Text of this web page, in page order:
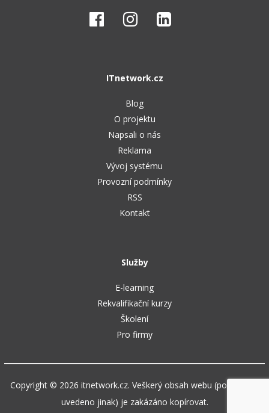
ITnetwork.cz
Blog
O projektu
Napsali o nás
Reklama
Vývoj systému
Provozní podmínky
RSS
Kontakt
Služby
E-learning
Rekvalifikační kurzy
Školení
Pro firmy
Copyright © 2026 itnetwork.cz. Veškerý obsah webu (pokud není
uvedeno jinak) je zakázáno kopírovat.